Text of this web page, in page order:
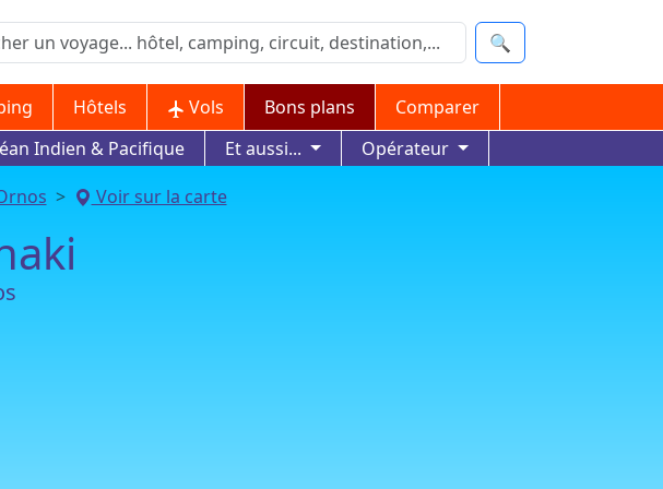
🔍
Hôtels Vols Bons plans
Comparer
Indien & Pacifique Et aussi...
Opérateur
Voir sur la carte